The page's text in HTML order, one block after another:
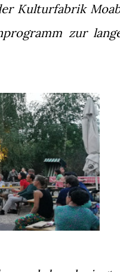
Kulturfabrik
zur